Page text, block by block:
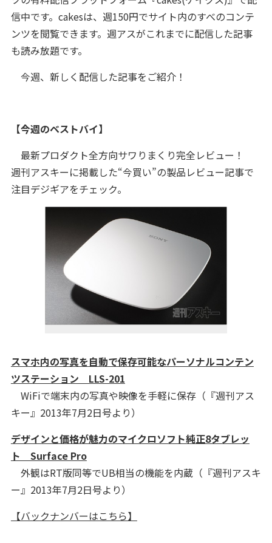
信中です。cakesは、週150円でサイト内のすべのコンテ
ンツを閲覧できます。週アスがこれまでに配信した記事
も読み放題です。
今週、新しく配信した記事をご紹介！
【今週のベストバイ】
最新プロダクト全方向サワりまくり完全レビュー！
週刊アスキーに掲載した“今買い”の製品レビュー記事で
注目デジギアをチェック。
スマホ内の写真を自動で保存可能なパーソナルコンテン
ツステーション LLS-201
WiFiで端末内の写真や映像を手軽に保存（『週刊アス
キー』2013年7月2日号より）
デザインと価格が魅力のマイクロソフト純正8タブレッ
ト Surface Pro
外観はRT版同等でUB相当の機能を内蔵（『週刊アスキ
ー』2013年7月2日号より）
【バックナンバーはこちら】